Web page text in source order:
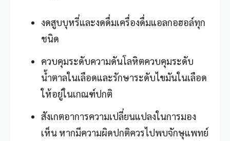
งดสูบบุหรี่และงดดื่มเครื่องดื่มแอลกอฮอล์ทุก
ชนิด
ควบคุมระดับความดันโลหิตควบคุมระดับ
น้ำตาลในเลือดและรักษาระดับไขมันในเลือด
ให้อยู่ในเกณฑ์ปกติ
สังเกตอาการความเปลี่ยนแปลงในการมอง
เห็น หากมีความผิดปกติควรไปพบจักษุแพทย์